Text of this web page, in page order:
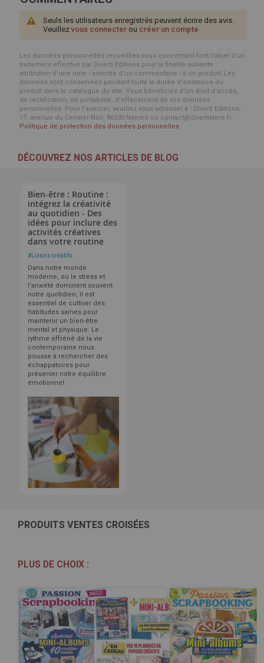
Seuls les utilisateurs enregistrés peuvent écrire des avis.
Veuillez vous connecter ou créer un compte
Les données personnelles recueillies vous concernant font l’objet d’un
traitement effectué par Diverti Editions pour la finalité suivante :
attribution d'une note - assortie d'un commentaire - à un produit. Les
données sont conservées pendant toute la durée d'existence du
produit dans le catalogue du site. Vous bénéficiez d’un droit d’accès,
de rectification, de portabilité, d’effacement de vos données
personnelles. Pour l’exercer, veuillez vous adresser à : Diverti Editions,
17, avenue du Cerisier Noir, 86530 Naintré ou contact@divertistore.fr.
Politique de protection des données personnelles
DÉCOUVREZ NOS ARTICLES DE BLOG
Bien-être : Routine :
intégrez la créativité
au quotidien - Des
idées pour inclure des
activités créatives
dans votre routine
#Loisirs créatifs
Dans notre monde
moderne, où le stress et
l'anxiété dominent souvent
notre quotidien, il est
essentiel de cultiver des
habitudes saines pour
maintenir un bien-être
mental et physique. Le
rythme effréné de la vie
contemporaine nous
pousse à rechercher des
échappatoires pour
préserver notre équilibre
émotionnel.
PRODUITS VENTES CROISÉES
PLUS DE CHOIX :